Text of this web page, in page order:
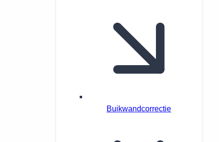
Buikwandcorrectie